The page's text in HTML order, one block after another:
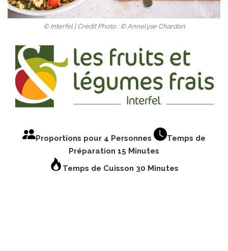
© Interfel | Crédit Photo : © Annelyse Chardon
Proportions pour 4 Personnes
Temps de
Préparation 15 Minutes
Temps de Cuisson 30 Minutes